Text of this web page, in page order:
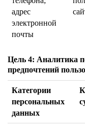
адрес
электронной
почты
Цель 4: Аналитика
предпочтений
Категории
персональных
данных